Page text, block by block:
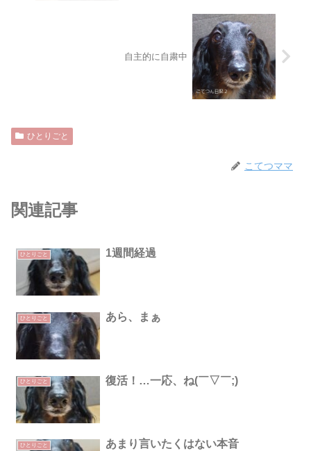
自主的に自粛中
ひとりごと
こてつママ
関連記事
ひとりごと 1週間経過
ひとりごと あら、まぁ
ひとりごと 復活！…一応、ね(￣▽￣;)
ひとりごと あまり言いたくはない本音